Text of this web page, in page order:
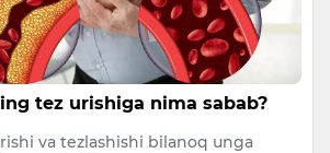
tez urishiga nima sabab?
va tezlashishi bilanoq unga